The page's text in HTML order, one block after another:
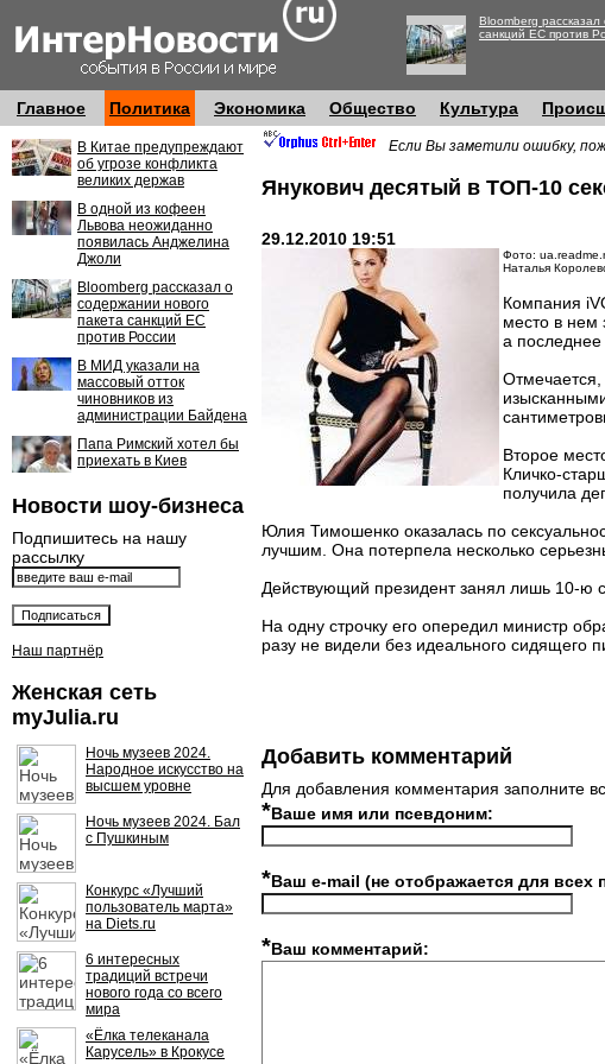
Bloomberg
санкций ЕС против
Главное Политика Экономика Общество Культура
В Китае предупреждают
об угрозе конфликта
великих держав
В одной из кофеен
Львова неожиданно
появилась Анджелина
Джоли
Bloomberg рассказал о
содержании нового
пакета санкций ЕС
против России
В МИД указали на
массовый отток
чиновников из
администрации Байдена
Папа Римский хотел бы
приехать в Киев
Новости шоу-бизнеса
Подпишитесь на нашу
рассылку
Наш партнёр
Женская сеть
myJulia.ru
Ночь музеев 2024.
Народное искусство на
высшем уровне
Ночь музеев 2024. Бал
с Пушкиным
Конкурс «Лучший
пользователь марта»
на Diets.ru
6 интересных
традиций встречи
нового года со всего
мира
«Ёлка телеканала
Карусель» в Крокусе
Если Вы заметили ошибку,
Янукович десятый в ТОП-10
29.12.2010 19:51
Фото:
Наталья
Компания
место в нем
а последнее
Отмечается,
Второе
Кличко-
получила
Юлия Тимошенко оказалась по
лучшим. Она потерпела несколько
Действующий президент занял лишь 10-ю
На одну строчку его опередил министр
разу не видели без идеального сидящего
Добавить комментарий
Для добавления комментария заполните
*Ваше имя или псевдоним:
*Ваш e-mail (не отображается для всех
*Ваш комментарий: